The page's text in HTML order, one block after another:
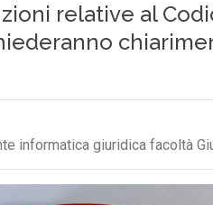
relative al
informatica giuridica facoltà